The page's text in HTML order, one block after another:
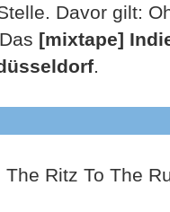
Davor gilt:
[mixtape]
.
The Ritz To The